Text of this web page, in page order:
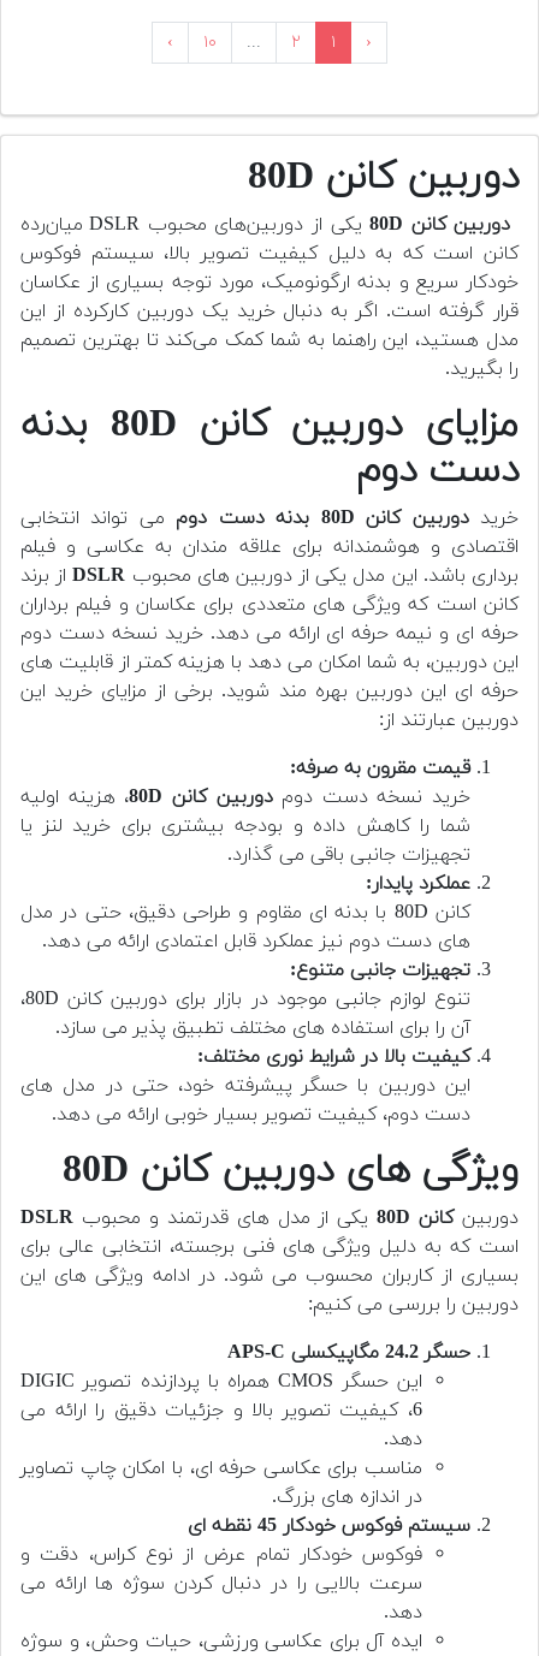
‹ ۱ ۲ ... ۱۰ ›
دوربین کانن 80D
دوربین کانن 80D
یکی از دوربین‌های محبوب DSLR میان‌رده
کانن است که به دلیل کیفیت تصویر بالا، سیستم فوکوس
خودکار سریع و بدنه ارگونومیک، مورد توجه بسیاری از عکاسان
قرار گرفته است. اگر به دنبال خرید یک دوربین کارکرده از این
مدل هستید، این راهنما به شما کمک می‌کند تا بهترین تصمیم
را بگیرید.
مزایای دوربین کانن 80D بدنه
دست دوم
خریددوربین کانن 80D بدنه دست دوم
می تواند انتخابی
اقتصادی و هوشمندانه برای علاقه مندان به عکاسی و فیلم
برداری باشد. این مدل یکی از دوربین های محبوب DSLRاز برند
کانن است که ویژگی های متعددی برای عکاسان و فیلم برداران
حرفه ای و نیمه حرفه ای ارائه می دهد. خرید نسخه دست دوم
این دوربین، به شما امکان می دهد با هزینه کمتر از قابلیت های
حرفه ای این دوربین بهره مند شوید. برخی از مزایای خرید این
دوربین عبارتند از:
قیمت مقرون به صرفه:
خرید نسخه دست دومدوربین کانن 80D
، هزینه اولیه
شما را کاهش داده و بودجه بیشتری برای خرید لنز یا
تجهیزات جانبی باقی می گذارد.
عملکرد پایدار:
کانن 80D با بدنه ای مقاوم و طراحی دقیق، حتی در مدل
های دست دوم نیز عملکرد قابل اعتمادی ارائه می دهد.
تجهیزات جانبی متنوع:
تنوع لوازم جانبی موجود در بازار برای دوربین کانن 80D،
آن را برای استفاده های مختلف تطبیق پذیر می سازد.
کیفیت بالا در شرایط نوری مختلف:
این دوربین با حسگر پیشرفته خود، حتی در مدل های
دست دوم، کیفیت تصویر بسیار خوبی ارائه می دهد.
ویژگی های دوربین کانن 80D
دوربینکانن 80D یکی از مدل های قدرتمند و محبوب DSLR
است که به دلیل ویژگی های فنی برجسته، انتخابی عالی برای
بسیاری از کاربران محسوب می شود. در ادامه ویژگی های این
دوربین را بررسی می کنیم:
حسگر 24.2 مگاپیکسلی APS-C
این حسگر CMOS همراه با پردازنده تصویر DIGIC
6، کیفیت تصویر بالا و جزئیات دقیق را ارائه می
دهد.
مناسب برای عکاسی حرفه ای، با امکان چاپ تصاویر
در اندازه های بزرگ.
سیستم فوکوس خودکار 45 نقطه ای
فوکوس خودکار تمام عرض از نوع کراس، دقت و
سرعت بالایی را در دنبال کردن سوژه ها ارائه می
دهد.
ایده آل برای عکاسی ورزشی، حیات وحش، و سوژه